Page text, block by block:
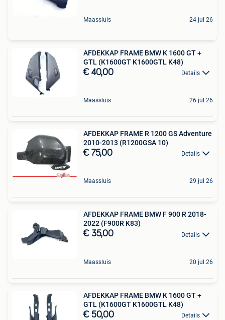
Maassluis 24 jul 26
AFDEKKAP FRAME BMW K 1600 GT +
GTL (K1600GT K1600GTL K48)
€ 40,00 Details
Maassluis 26 jul 26
AFDEKKAP FRAME R 1200 GS Adventure
2010-2013 (R1200GSA 10)
€ 75,00 Details
Maassluis 29 jul 26
AFDEKKAP FRAME BMW F 900 R 2018-
2022 (F900R K83)
€ 35,00 Details
Maassluis 20 jul 26
AFDEKKAP FRAME BMW K 1600 GT +
GTL (K1600GT K1600GTL K48)
€ 50,00 Details